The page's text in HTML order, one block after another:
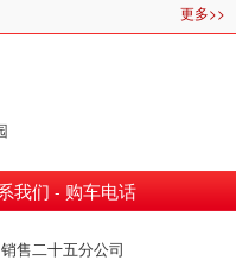
更多>>
我们 - 购车电话
售二十五分公司